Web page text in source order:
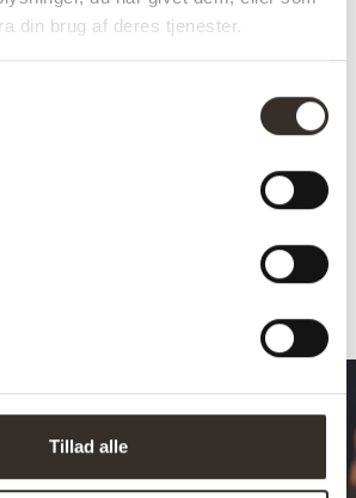
din brug af deres tjenester.
Tillad alle
Se tekst
8,3 kg
dit drømmebord